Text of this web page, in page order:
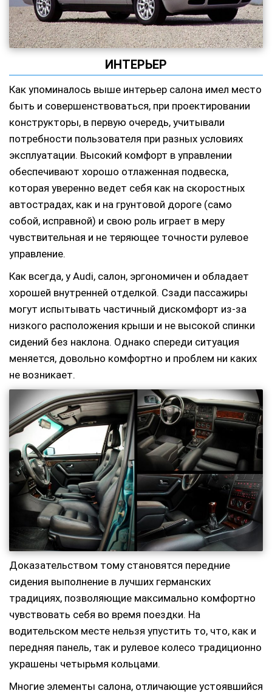
ИНТЕРЬЕР
Как упоминалось выше интерьер салона имел место
быть и совершенствоваться, при проектировании
конструкторы, в первую очередь, учитывали
потребности пользователя при разных условиях
эксплуатации. Высокий комфорт в управлении
обеспечивают хорошо отлаженная подвеска,
которая уверенно ведет себя как на скоростных
автострадах, как и на грунтовой дороге (само
собой, исправной) и свою роль играет в меру
чувствительная и не теряющее точности рулевое
управление.
Как всегда, у Audi, салон, эргономичен и обладает
хорошей внутренней отделкой. Сзади пассажиры
могут испытывать частичный дискомфорт из-за
низкого расположения крыши и не высокой спинки
сидений без наклона. Однако спереди ситуация
меняется, довольно комфортно и проблем ни каких
не возникает.
Доказательством тому становятся передние
сидения выполнение в лучших германских
традициях, позволяющие максимально комфортно
чувствовать себя во время поездки. На
водительском месте нельзя упустить то, что, как и
передняя панель, так и рулевое колесо традиционно
украшены четырьмя кольцами.
Многие элементы салона, отличающие устоявшийся